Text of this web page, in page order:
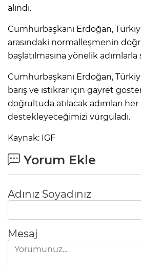
alındı.
Cumhurbaşkanı Erdoğan,
arasındaki normalleşmenin
başlatılmasına yönelik
Cumhurbaşkanı Erdoğan,
barış ve istikrar için gayret
doğrultuda atılacak adımları her
destekleyeceğimizi vurguladı.
Kaynak: IGF
Yorum Ekle
Adınız Soyadınız
Mesaj